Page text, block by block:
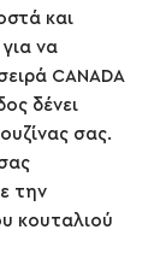
και
να
CANADA
δένει
σας.
την
κουταλιού